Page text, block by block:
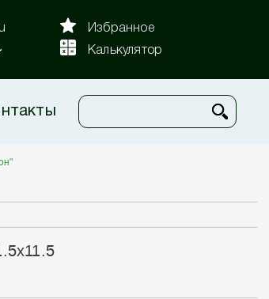
Избранное
Калькулятор